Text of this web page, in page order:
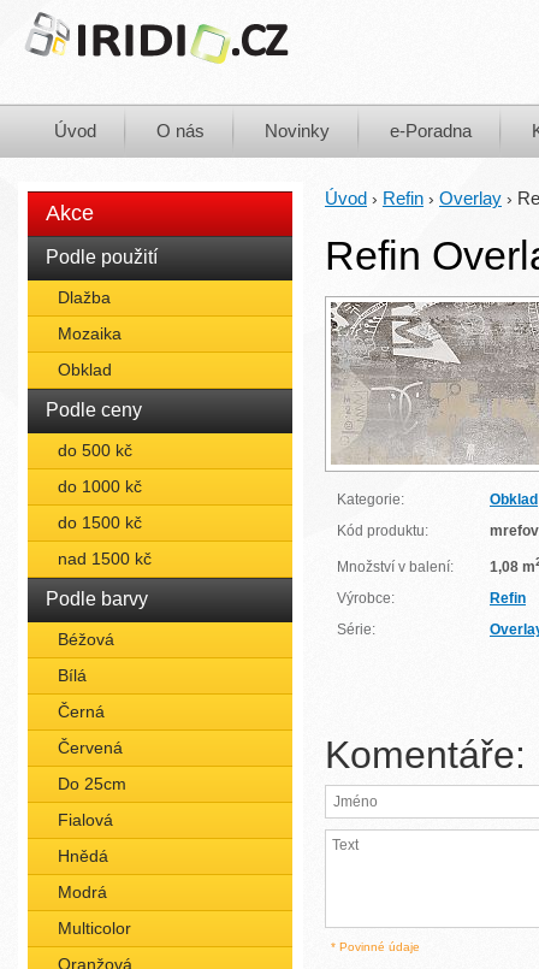
Úvod O nás Novinky e-Poradna
Akce
Podle použití
Dlažba
Mozaika
Obklad
Podle ceny
do 500 kč
do 1000 kč
do 1500 kč
nad 1500 kč
Podle barvy
Béžová
Bílá
Černá
Červená
Do 25cm
Fialová
Hnědá
Modrá
Multicolor
Oranžová
Úvod › Refin › Overlay ›
Refin
Kategorie:
Obklad
Kód produktu:
Množství v balení: 1,08 m
Výrobce:
Refin
Série:
Komentáře:
* Povinné údaje